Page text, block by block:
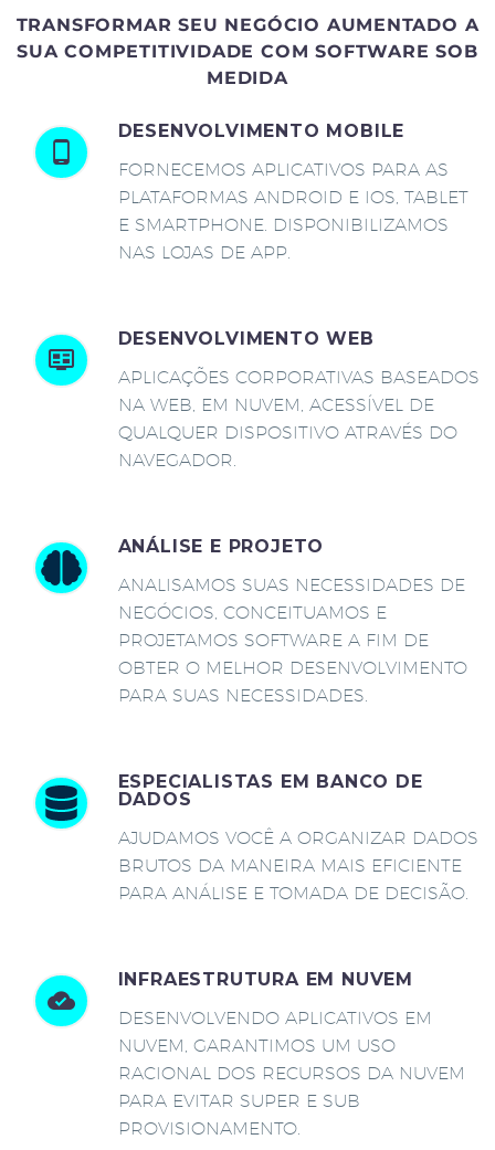
TRANSFORMAR SEU NEGÓCIO AUMENTADO A
SUA COMPETITIVIDADE COM SOFTWARE SOB
MEDIDA
DESENVOLVIMENTO MOBILE
FORNECEMOS APLICATIVOS PARA AS
PLATAFORMAS ANDROID E IOS, TABLET
E SMARTPHONE. DISPONIBILIZAMOS
NAS LOJAS DE APP.
DESENVOLVIMENTO WEB
APLICAÇÕES CORPORATIVAS BASEADOS
NA WEB, EM NUVEM, ACESSÍVEL DE
QUALQUER DISPOSITIVO ATRAVÉS DO
NAVEGADOR.
ANÁLISE E PROJETO
ANALISAMOS SUAS NECESSIDADES DE
NEGÓCIOS, CONCEITUAMOS E
PROJETAMOS SOFTWARE A FIM DE
OBTER O MELHOR DESENVOLVIMENTO
PARA SUAS NECESSIDADES.
ESPECIALISTAS EM BANCO DE
DADOS
AJUDAMOS VOCÊ A ORGANIZAR DADOS
BRUTOS DA MANEIRA MAIS EFICIENTE
PARA ANÁLISE E TOMADA DE DECISÃO.
INFRAESTRUTURA EM NUVEM
DESENVOLVENDO APLICATIVOS EM
NUVEM, GARANTIMOS UM USO
RACIONAL DOS RECURSOS DA NUVEM
PARA EVITAR SUPER E SUB
PROVISIONAMENTO.